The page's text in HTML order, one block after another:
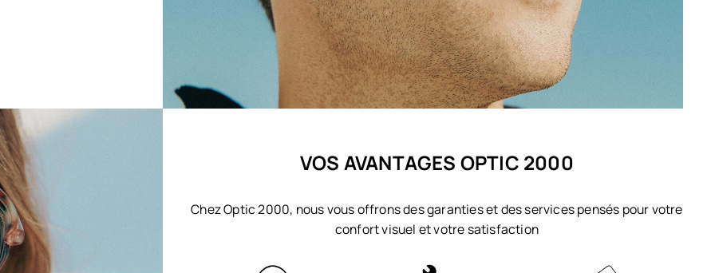
VOS AVANTAGES OPTIC 2000
Chez Optic 2000, nous vous offrons des garanties et des services pensés pour votre
confort visuel et votre satisfaction